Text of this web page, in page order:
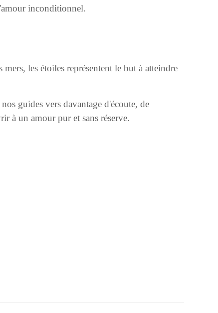
inconditionnel.
les étoiles représentent le but à atteindre
guides vers davantage d'écoute, de
à un amour pur et sans réserve.